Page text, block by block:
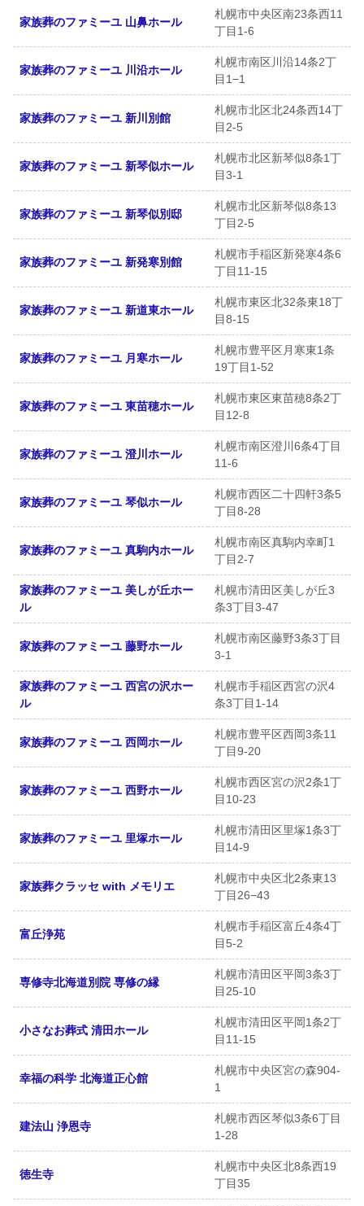
家族葬のファミーユ 山鼻ホール
札幌市中央区南23条西11
丁目1-6
家族葬のファミーユ 川沿ホール
札幌市南区川沿14条2丁
目1−1
家族葬のファミーユ 新川別館
札幌市北区北24条西14丁
目2-5
家族葬のファミーユ 新琴似ホール
札幌市北区新琴似8条1丁
目3-1
家族葬のファミーユ 新琴似別邸
札幌市北区新琴似8条13
丁目2-5
家族葬のファミーユ 新発寒別館
札幌市手稲区新発寒4条6
丁目11-15
家族葬のファミーユ 新道東ホール
札幌市東区北32条東18丁
目8-15
家族葬のファミーユ 月寒ホール
札幌市豊平区月寒東1条
19丁目1-52
家族葬のファミーユ 東苗穂ホール
札幌市東区東苗穂8条2丁
目12-8
家族葬のファミーユ 澄川ホール
札幌市南区澄川6条4丁目
11-6
家族葬のファミーユ 琴似ホール
札幌市西区二十四軒3条5
丁目8-28
家族葬のファミーユ 真駒内ホール
札幌市南区真駒内幸町1
丁目2-7
家族葬のファミーユ 美しが丘ホー
ル
札幌市清田区美しが丘3
条3丁目3-47
家族葬のファミーユ 藤野ホール
札幌市南区藤野3条3丁目
3-1
家族葬のファミーユ 西宮の沢ホー
ル
札幌市手稲区西宮の沢4
条3丁目1-14
家族葬のファミーユ 西岡ホール
札幌市豊平区西岡3条11
丁目9-20
家族葬のファミーユ 西野ホール
札幌市西区宮の沢2条1丁
目10-23
家族葬のファミーユ 里塚ホール
札幌市清田区里塚1条3丁
目14-9
家族葬クラッセ with メモリエ
札幌市中央区北2条東13
丁目26−43
富丘浄苑
札幌市手稲区富丘4条4丁
目5-2
専修寺北海道別院 専修の縁
札幌市清田区平岡3条3丁
目25-10
小さなお葬式 清田ホール
札幌市清田区平岡1条2丁
目11-15
幸福の科学 北海道正心館
札幌市中央区宮の森904-
1
建法山 浄恩寺
札幌市西区琴似3条6丁目
1-28
徳生寺
札幌市中央区北8条西19
丁目35